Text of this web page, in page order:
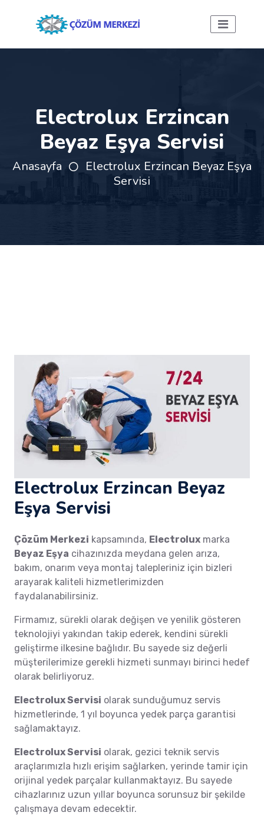
Electrolux Erzincan
Beyaz Eşya Servisi
Anasayfa
Electrolux Erzincan Beyaz Eşya
Servisi
Electrolux Erzincan Beyaz
Eşya Servisi
Çözüm Merkezi kapsamında, Electrolux marka
Beyaz Eşya cihazınızda meydana gelen arıza,
bakım, onarım veya montaj talepleriniz için bizleri
arayarak kaliteli hizmetlerimizden
faydalanabilirsiniz.
Firmamız, sürekli olarak değişen ve yenilik gösteren
teknolojiyi yakından takip ederek, kendini sürekli
geliştirme ilkesine bağlıdır. Bu sayede siz değerli
müşterilerimize gerekli hizmeti sunmayı birinci hedef
olarak belirliyoruz.
Electrolux Servisi olarak sunduğumuz servis
hizmetlerinde, 1 yıl boyunca yedek parça garantisi
sağlamaktayız.
Electrolux Servisi olarak, gezici teknik servis
araçlarımızla hızlı erişim sağlarken, yerinde tamir için
orijinal yedek parçalar kullanmaktayız. Bu sayede
cihazlarınız uzun yıllar boyunca sorunsuz bir şekilde
çalışmaya devam edecektir.